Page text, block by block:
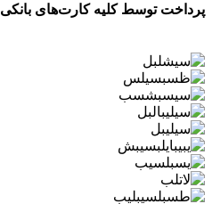
پرداخت توسط کلیه کارت‌های بانکی